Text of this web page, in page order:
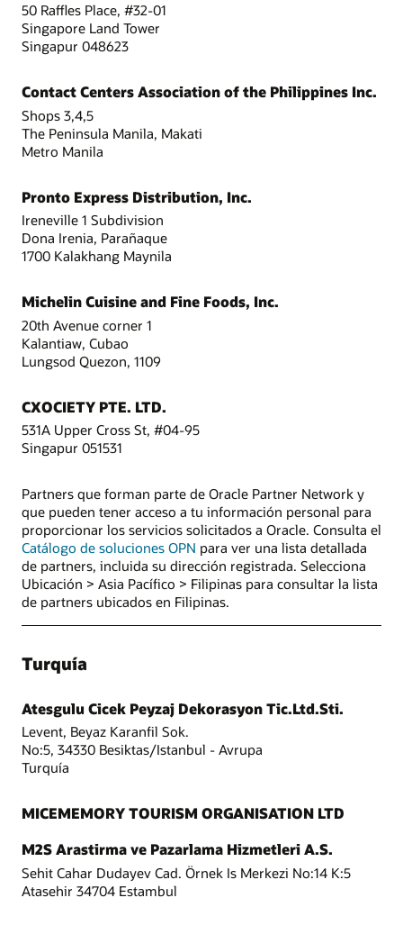
50 Raffles Place, #32-01
Singapore Land Tower
Singapur 048623
Contact Centers Association of the Philippines Inc.
Shops 3,4,5
The Peninsula Manila, Makati
Metro Manila
Pronto Express Distribution, Inc.
Ireneville 1 Subdivision
Dona Irenia, Parañaque
1700 Kalakhang Maynila
Michelin Cuisine and Fine Foods, Inc.
20th Avenue corner 1
Kalantiaw, Cubao
Lungsod Quezon, 1109
CXOCIETY PTE. LTD.
531A Upper Cross St, #04-95
Singapur 051531
Partners que forman parte de Oracle Partner Network y
que pueden tener acceso a tu información personal para
proporcionar los servicios solicitados a Oracle. Consulta el
Catálogo de soluciones OPN para ver una lista detallada
de partners, incluida su dirección registrada. Selecciona
Ubicación > Asia Pacífico > Filipinas para consultar la lista
de partners ubicados en Filipinas.
Turquía
Atesgulu Cicek Peyzaj Dekorasyon Tic.Ltd.Sti.
Levent, Beyaz Karanfil Sok.
No:5, 34330 Besiktas/Istanbul - Avrupa
Turquía
MICEMEMORY TOURISM ORGANISATION LTD
M2S Arastirma ve Pazarlama Hizmetleri A.S.
Sehit Cahar Dudayev Cad. Örnek Is Merkezi No:14 K:5
Atasehir 34704 Estambul